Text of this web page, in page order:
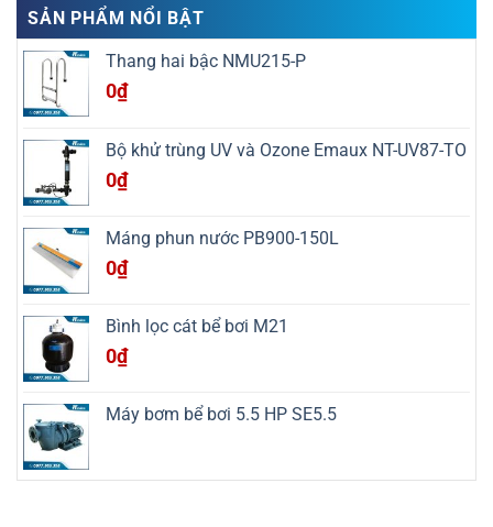
Cao
Bằng
bơi
tại
xã
Mường
công
trình
thi
công
Châu,
Phú
luận
ở
Havico
bàn
trình
bể
bơi
Nga
Thanh
SẢN PHẨM NỔI BẬT
Thang hai bậc NMU215-P
0₫
Bộ khử trùng UV và Ozone Emaux NT-UV87-TO
0₫
Máng phun nước PB900-150L
0₫
Bình lọc cát bể bơi M21
0₫
Máy bơm bể bơi 5.5 HP SE5.5